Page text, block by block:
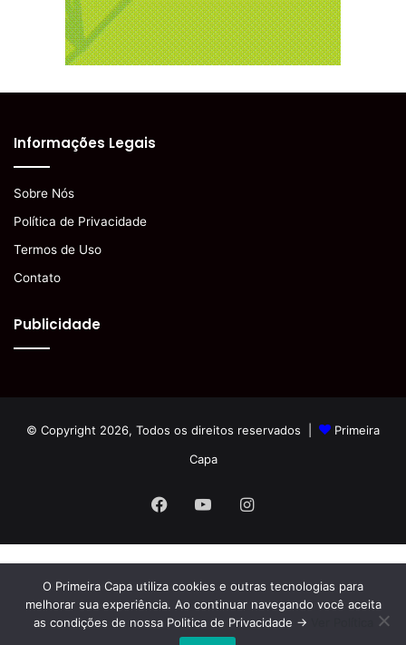
Informações Legais
Sobre Nós
Política de Privacidade
Termos de Uso
Contato
Publicidade
© Copyright 2026, Todos os direitos reservados |
Primeira
Capa
Facebook
YouTubeInstagram
O Primeira Capa utiliza cookies e outras tecnologias para
melhorar sua experiência. Ao continuar navegando você aceita
as condições de nossa Politica de Privacidade ->